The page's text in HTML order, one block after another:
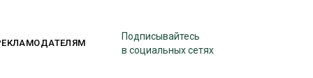
Подписывайтесь
в социальных сетях